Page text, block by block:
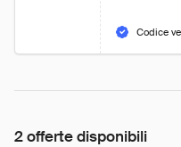
Codice
2 offerte disponibili